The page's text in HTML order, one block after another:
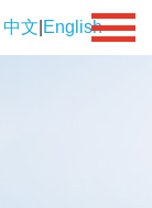
中文 English